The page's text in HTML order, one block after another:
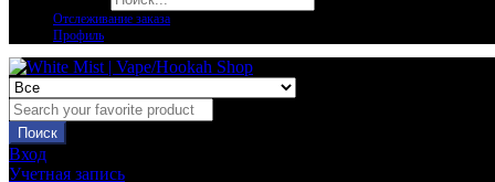
Отслеживание заказа
Профиль
Поиск
Вход
Учетная запись